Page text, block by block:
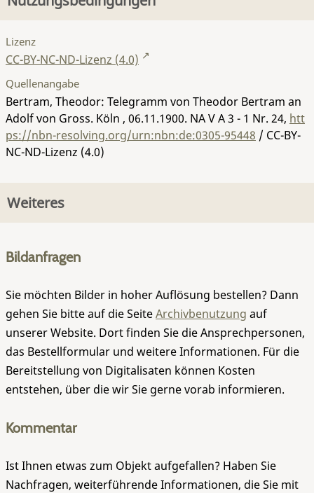
Lizenz
CC-BY-NC-ND-Lizenz (4.0)
Quellenangabe
Bertram, Theodor: Telegramm von Theodor Bertram an
Adolf von Gross. Köln , 06.11.1900. NA V A 3 - 1 Nr. 24, htt
ps://nbn-resolving.org/urn:nbn:de:0305-95448 / CC-BY-
NC-ND-Lizenz (4.0)
Weiteres
Bildanfragen
Sie möchten Bilder in hoher Auflösung bestellen? Dann
gehen Sie bitte auf die SeiteArchivbenutzung auf
unserer Website. Dort finden Sie die Ansprechpersonen,
das Bestellformular und weitere Informationen. Für die
Bereitstellung von Digitalisaten können Kosten
entstehen, über die wir Sie gerne vorab informieren.
Kommentar
Ist Ihnen etwas zum Objekt aufgefallen? Haben Sie
Nachfragen, weiterführende Informationen, die Sie mit